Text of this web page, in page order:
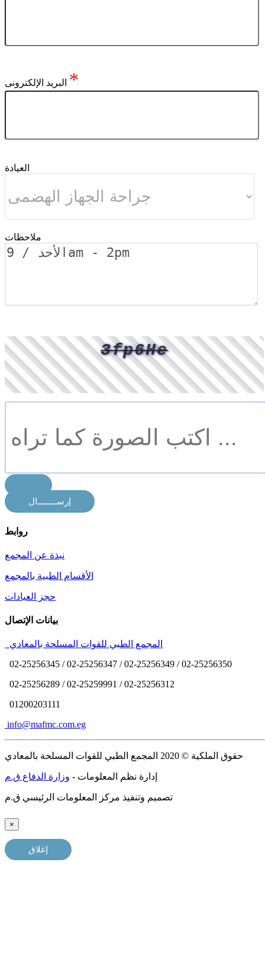
*
العيادة
ملاحظات
3fp6He
روابط
نبذة عن المجمع
الأقسام الطبية بالمجمع
حجز العيادات
بيانات الإتصال
المجمع الطبي للقوات المسلحة بالمعادي
02-25256345 / 02-25256347 / 02-25256349 / 02-25256350
02-25256289 / 02-25259991 / 02-25256312
01200203111
info@mafmc.com.eg
حقوق الملكية © 2020 المجمع الطبي للقوات المسلحة بالمعادي
إدارة نظم المعلومات - وزارة الدفاع ق.م
تصميم وتنفيذ مركز المعلومات الرئيسي ق.م
×
إغلاق